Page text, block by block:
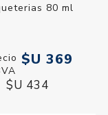
80 ml
$U 369
$U 434